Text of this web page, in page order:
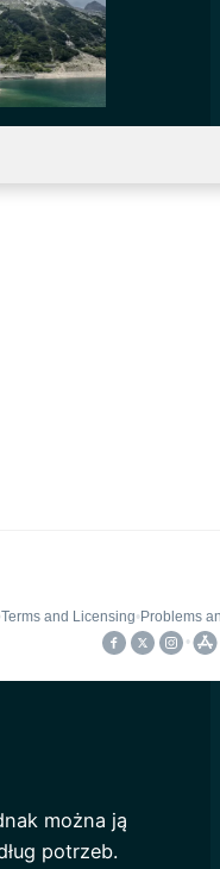
można ją
potrzeb.